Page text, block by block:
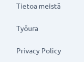
Tietoa meistä
Työura
Privacy Policy